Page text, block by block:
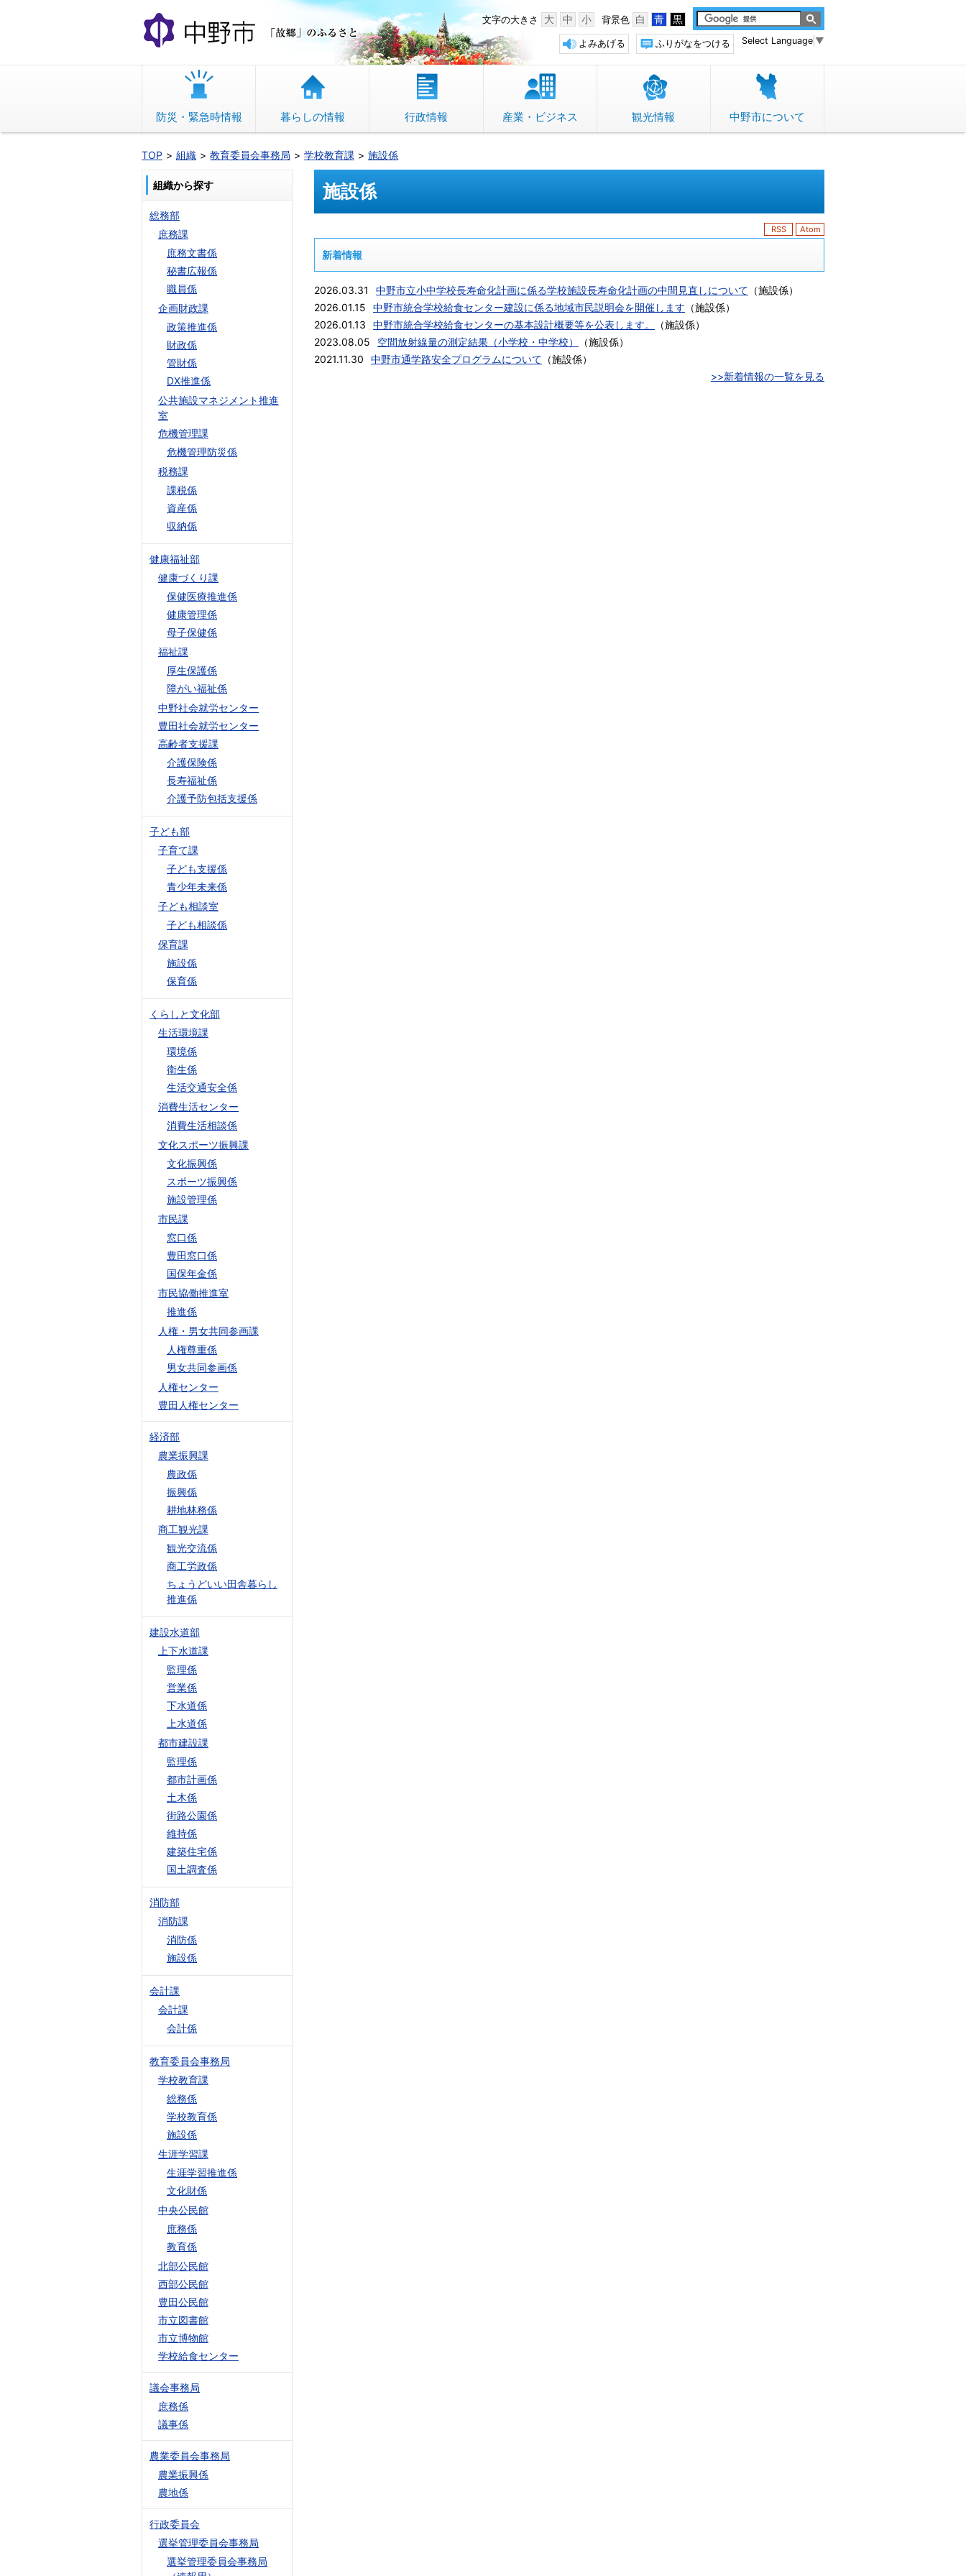
文
へ
動
中野市 「故郷」のふるさと 背景色 白 青 黒
文字の大きさ 大 中 小
Select Language ▼
ふりがなをつける
よみあげる
防災・緊急時情報 暮らしの情報 行政情報 産業・ビジネス 観光情報 中野市について
TOP 組織 教育委員会事務局 学校教育課 施設係
施設係
RSS Atom
新着情報
2026.03.31 中野市立小中学校長寿命化計画に係る学校施設長寿命化計画の中間見直しについて （施設係）
2026.01.15
中野市統合学校給食センター建設に係る地域市民説明会を開催します （施設係）
2026.01.13
中野市統合学校給食センターの基本設計概要等を公表します。 （施設係）
2023.08.05
空間放射線量の測定結果（小学校・中学校） （施設係）
2021.11.30
中野市通学路安全プログラムについて （施設係）
>>新着情報の一覧を見る
組織から探す
総務部
庶務課
庶務文書係
秘書広報係
職員係
企画財政課
政策推進係
財政係
管財係
DX推進係
公共施設マネジメント推進
室
危機管理課
危機管理防災係
税務課
課税係
資産係
収納係
健康福祉部
健康づくり課
保健医療推進係
健康管理係
母子保健係
福祉課
厚生保護係
障がい福祉係
中野社会就労センター
豊田社会就労センター
高齢者支援課
介護保険係
長寿福祉係
介護予防包括支援係
子ども部
子育て課
子ども支援係
青少年未来係
子ども相談室
子ども相談係
保育課
施設係
保育係
くらしと文化部
生活環境課
環境係
衛生係
生活交通安全係
消費生活センター
消費生活相談係
文化スポーツ振興課
文化振興係
スポーツ振興係
施設管理係
市民課
窓口係
豊田窓口係
国保年金係
市民協働推進室
推進係
人権・男女共同参画課
人権尊重係
男女共同参画係
人権センター
豊田人権センター
経済部
農業振興課
農政係
振興係
耕地林務係
商工観光課
観光交流係
商工労政係
ちょうどいい田舎暮らし
推進係
建設水道部
上下水道課
監理係
営業係
下水道係
上水道係
都市建設課
監理係
都市計画係
土木係
街路公園係
維持係
建築住宅係
国土調査係
消防部
消防課
消防係
施設係
会計課
会計課
会計係
教育委員会事務局
学校教育課
総務係
学校教育係
施設係
生涯学習課
生涯学習推進係
文化財係
中央公民館
庶務係
教育係
北部公民館
西部公民館
豊田公民館
市立図書館
市立博物館
学校給食センター
議会事務局
庶務係
議事係
農業委員会事務局
農業振興係
農地係
行政委員会
選挙管理委員会事務局
選挙管理委員会事務局